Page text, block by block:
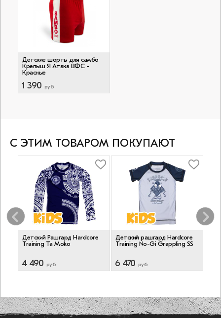
Детские шорты для самбо
Крепыш Я Атака ВФС -
Красные
1 390 руб
С ЭТИМ ТОВАРОМ ПОКУПАЮТ
Детский Рашгард Hardcore
Training Ta Moko
4 490 руб
Детский рашгард Hardcore
Training No-Gi Grappling SS
6 470 руб